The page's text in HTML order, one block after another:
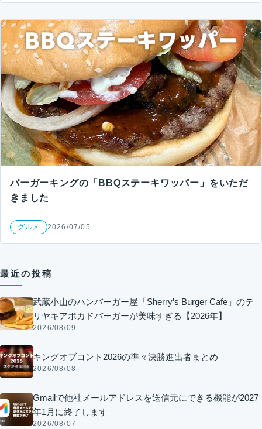
バーガーキングの「BBQステーキワッパー」をいただ
きました
グルメ 2026/07/05
最近の投稿
武蔵小山のハンバーガー屋「Sherry’s Burger Cafe」のテ
リヤキアボカドバーガーが美味すぎる【2026年】
2026/08/09
キングオブコント2026の準々決勝進出者まとめ
2026/08/08
Gmailで他社メールアドレスを送信元にできる機能が2027
年1月に終了します
2026/08/07